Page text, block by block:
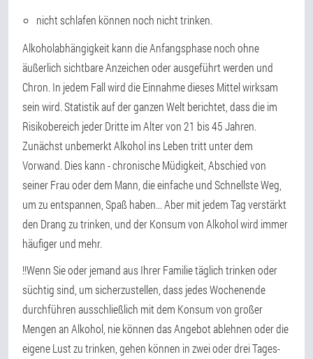
nicht schlafen können noch nicht trinken.
Alkoholabhängigkeit kann die Anfangsphase noch ohne
äußerlich sichtbare Anzeichen oder ausgeführt werden und
Chron. In jedem Fall wird die Einnahme dieses Mittel wirksam
sein wird. Statistik auf der ganzen Welt berichtet, dass die im
Risikobereich jeder Dritte im Alter von 21 bis 45 Jahren.
Zunächst unbemerkt Alkohol ins Leben tritt unter dem
Vorwand. Dies kann - chronische Müdigkeit, Abschied von
seiner Frau oder dem Mann, die einfache und Schnellste Weg,
um zu entspannen, Spaß haben... Aber mit jedem Tag verstärkt
den Drang zu trinken, und der Konsum von Alkohol wird immer
häufiger und mehr.
!!Wenn Sie oder jemand aus Ihrer Familie täglich trinken oder
süchtig sind, um sicherzustellen, dass jedes Wochenende
durchführen ausschließlich mit dem Konsum von großer
Mengen an Alkohol, nie können das Angebot ablehnen oder die
eigene Lust zu trinken, gehen können in zwei oder drei Tages-